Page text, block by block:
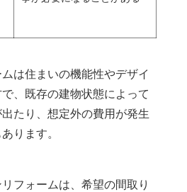
は住まいの機能性やデザイ
、既存の建物状態によって
たり、想定外の費用が発生
ります。
フォームは、希望の間取り